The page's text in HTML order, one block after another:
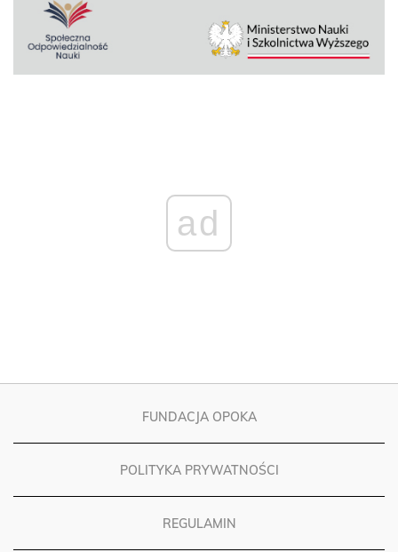
ad
FUNDACJA OPOKA
POLITYKA PRYWATNOŚCI
REGULAMIN